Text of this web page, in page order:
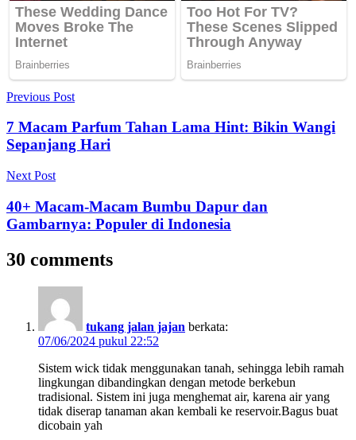
Navigasi
pos
Previous Post
7 Macam Parfum Tahan Lama Hint: Bikin Wangi
Sepanjang Hari
Next Post
40+ Macam-Macam Bumbu Dapur dan
Gambarnya: Populer di Indonesia
30 comments
tukang jalan jajan berkata:
07/06/2024 pukul 22:52
Sistem wick tidak menggunakan tanah, sehingga lebih ramah
lingkungan dibandingkan dengan metode berkebun
tradisional. Sistem ini juga menghemat air, karena air yang
tidak diserap tanaman akan kembali ke reservoir.Bagus buat
dicobain yah